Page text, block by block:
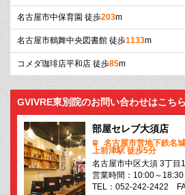
名古屋市中保育園 徒歩203m
名古屋市鶴舞中央図書館 徒歩1133m
コメダ珈琲店平和店 徒歩85m
GVIVRE東別院のお問い合わせはこちら
部屋セレブ大須店
名古屋市営地下鉄名
上前津駅 徒歩5分
名古屋市中区大須 3丁目
営業時間：10:00～18:30
TEL：052-242-2422